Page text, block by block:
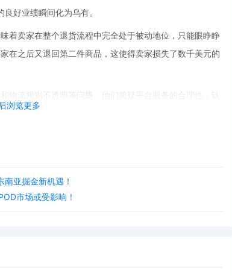
浏览更多
好业绩瞬间化为乌有。
着卖家在整个退货流程中完全处于被动地位，只能眼睁睁
在之后又退回第二件商品，这使得卖家损失了数千美元的
物流规则不透明等问题。他们质疑平台服务的合理性，认
家的利益和实际情况。
重要。在当前复杂多变的跨境市场中，卖家需要不断关注
体投诉事件，也为整个跨境市场敲响了警钟，提醒着各方
亚掘金新机遇！
市场或受影响！